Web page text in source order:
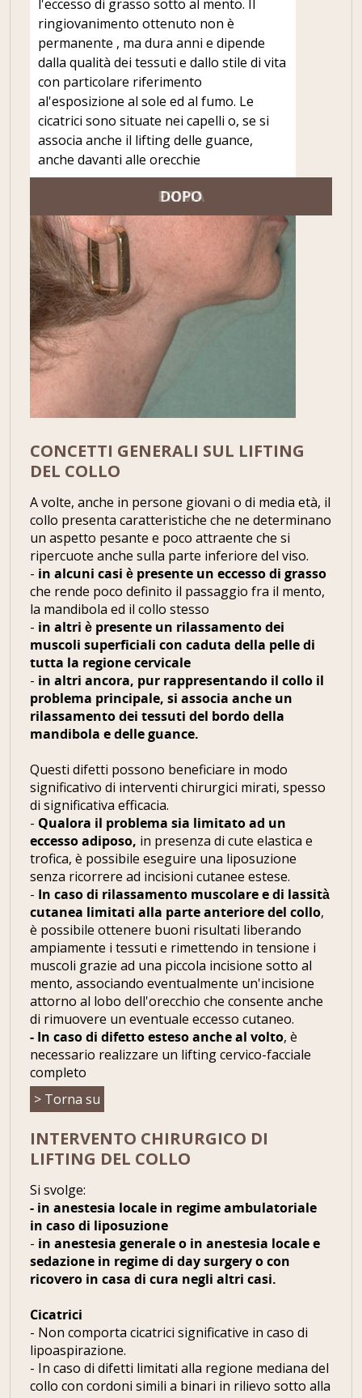
l'eccesso di grasso sotto al mento. Il
ringiovanimento ottenuto non è
permanente , ma dura anni e dipende
dalla qualità dei tessuti e dallo stile di vita
con particolare riferimento
al'esposizione al sole ed al fumo. Le
cicatrici sono situate nei capelli o, se si
associa anche il lifting delle guance,
anche davanti alle orecchie
DOPO
CONCETTI GENERALI SUL LIFTING
DEL COLLO
A volte, anche in persone giovani o di media età, il
collo presenta caratteristiche che ne determinano
un aspetto pesante e poco attraente che si
ripercuote anche sulla parte inferiore del viso.
- in alcuni casi è presente un eccesso di grasso
che rende poco definito il passaggio fra il mento,
la mandibola ed il collo stesso
- in altri è presente un rilassamento dei
muscoli superficiali con caduta della pelle di
tutta la regione cervicale
- in altri ancora, pur rappresentando il collo il
problema principale, si associa anche un
rilassamento dei tessuti del bordo della
mandibola e delle guance.
Questi difetti possono beneficiare in modo
significativo di interventi chirurgici mirati, spesso
di significativa efficacia.
- Qualora il problema sia limitato ad un
eccesso adiposo, in presenza di cute elastica e
trofica, è possibile eseguire una liposuzione
senza ricorrere ad incisioni cutanee estese.
- In caso di rilassamento muscolare e di lassità
cutanea limitati alla parte anteriore del collo,
è possibile ottenere buoni risultati liberando
ampiamente i tessuti e rimettendo in tensione i
muscoli grazie ad una piccola incisione sotto al
mento, associando eventualmente un'incisione
attorno al lobo dell'orecchio che consente anche
di rimuovere un eventuale eccesso cutaneo.
- In caso di difetto esteso anche al volto, è
necessario realizzare un lifting cervico-facciale
completo
> Torna su
INTERVENTO CHIRURGICO DI
LIFTING DEL COLLO
Si svolge:
- in anestesia locale in regime ambulatoriale
in caso di liposuzione
- in anestesia generale o in anestesia locale e
sedazione in regime di day surgery o con
ricovero in casa di cura negli altri casi.
Cicatrici
- Non comporta cicatrici significative in caso di
lipoaspirazione.
- In caso di difetti limitati alla regione mediana del
collo con cordoni simili a binari in rilievo sotto alla